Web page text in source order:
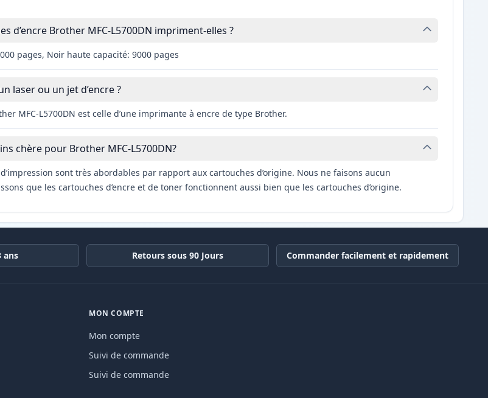
d’encre Brother MFC-L5700DN impriment-elles ?
pages, Noir haute capacité: 9000 pages
laser ou un jet d’encre ?
MFC-L5700DN est celle d’une imprimante à encre de type Brother.
chère pour Brother MFC-L5700DN?
sont très abordables par rapport aux cartouches d’origine. Nous ne faisons aucun
que les cartouches d’encre et de toner fonctionnent aussi bien que les cartouches d’origine.
ans Retours sous 90 Jours Commander facilement et rapidement
MON COMPTE
Mon compte
Suivi de commande
Suivi de commande